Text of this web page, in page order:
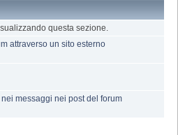
questa sezione.
attraverso un sito esterno
messaggi nei post del forum